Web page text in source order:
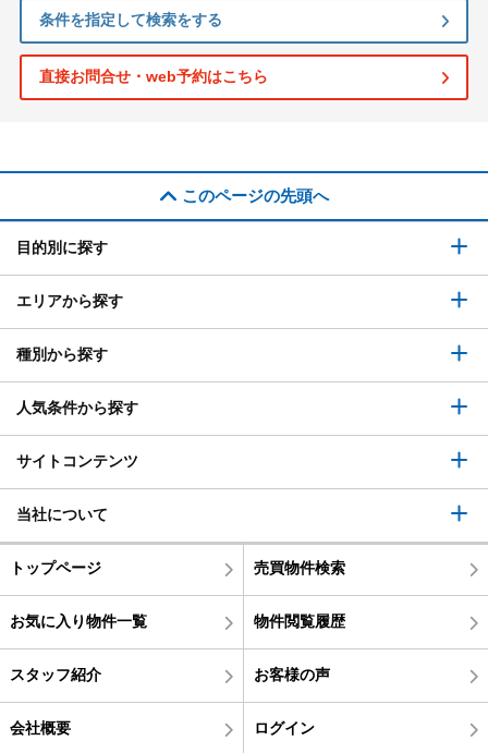
条件を指定して検索をする
直接お問合せ・web予約はこちら
このページの先頭へ
目的別に探す
エリアから探す
種別から探す
人気条件から探す
サイトコンテンツ
当社について
トップページ 売買物件検索
お気に入り物件一覧 物件閲覧履歴
スタッフ紹介 お客様の声
会社概要 ログイン